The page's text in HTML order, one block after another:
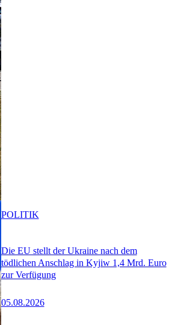
Die EU stellt der Ukraine nach dem
tödlichen Anschlag in Kyjiw 1,4 Mrd. Euro
zur Verfügung
05.08.2026
POLITIK